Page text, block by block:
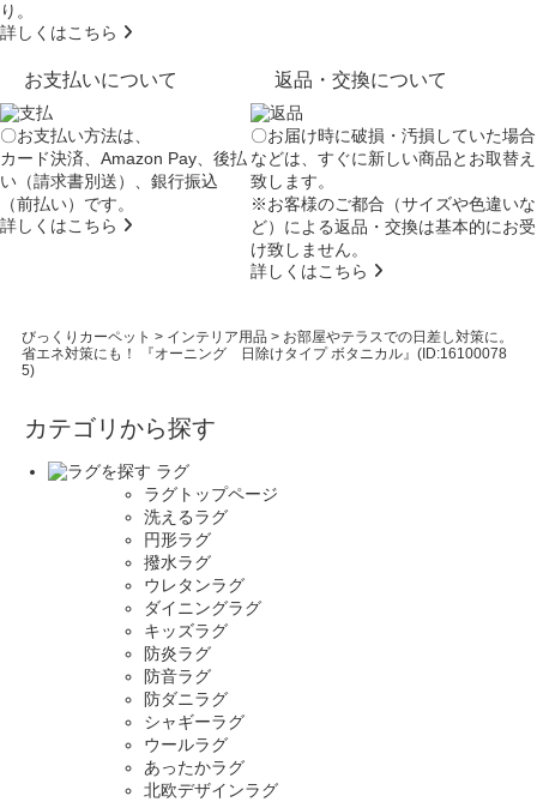
り。
詳しくはこちら
お支払いについて
〇お支払い方法は、
カード決済、Amazon Pay、後払
い（請求書別送）、銀行振込
（前払い）です。
詳しくはこちら
返品・交換について
〇お届け時に破損・汚損していた場合
などは、すぐに新しい商品とお取替え
致します。
※お客様のご都合（サイズや色違いな
ど）による返品・交換は基本的にお受
け致しません。
詳しくはこちら
びっくりカーペット > インテリア用品 > お部屋やテラスでの日差し対策に。
省エネ対策にも！ 『オーニング 日除けタイプ ボタニカル』(ID:16100078
5)
カテゴリから探す
ラグ
ラグトップページ
洗えるラグ
円形ラグ
撥水ラグ
ウレタンラグ
ダイニングラグ
キッズラグ
防炎ラグ
防音ラグ
防ダニラグ
シャギーラグ
ウールラグ
あったかラグ
北欧デザインラグ